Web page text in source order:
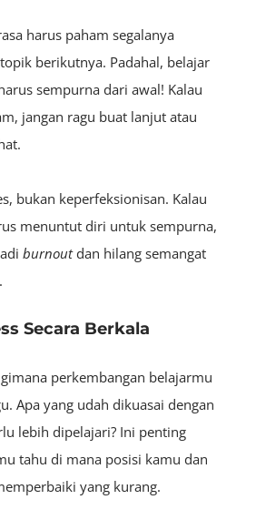
harus paham segalanya
berikutnya. Padahal, belajar
sempurna dari awal! Kalau
jangan ragu buat lanjut atau
bukan keperfeksionisan. Kalau
menuntut diri untuk sempurna,
burnoutdan hilang semangat
Secara Berkala
perkembangan belajarmu
Apa yang udah dikuasai dengan
lebih dipelajari? Ini penting
tahu di mana posisi kamu dan
yang kurang.